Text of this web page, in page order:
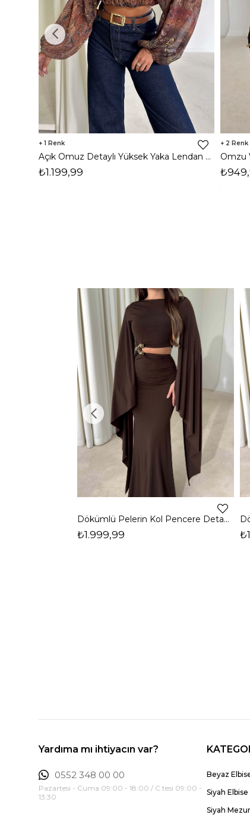
1
Açık Omuz Detaylı Yüksek Yaka Lendan Kahve Kadın bluz 26K026
₺1.199,99
2
Dökümlü Pelerin Kol Pencere Detaylı Maxi Kahverengi Arlev Kadın Elbise 26Y511
₺1.999,99
Yardıma mı ihtiyacın var?
0552 348 00 00
Pazartesi - Cuma 09:00 - 18:00 / C.tesi 09:00 -
13:30
Beyaz
Siyah Elbise
Siyah